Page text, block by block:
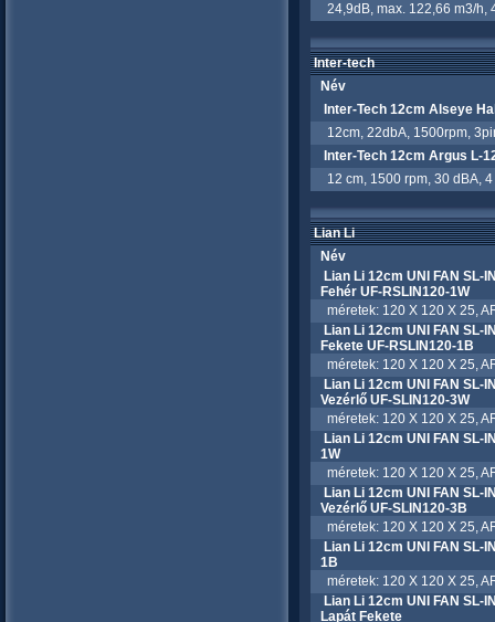
24,9dB, max. 122,66 m3/h,
Inter-tech
Név
Inter-Tech 12cm Alseye
12cm, 22dbA, 1500rpm,
Inter-Tech 12cm Argus L-
12 cm, 1500 rpm, 30 dBA, 4
Lian Li
Név
Lian Li 12cm UNI FAN SL-
Fehér UF-RSLIN120-1W
méretek: 120 X 120 X 25,
Lian Li 12cm UNI FAN SL-
Fekete UF-RSLIN120-1B
méretek: 120 X 120 X 25,
Lian Li 12cm UNI FAN SL-
Vezérlő UF-SLIN120-3W
méretek: 120 X 120 X 25,
Lian Li 12cm UNI FAN SL-
1W
méretek: 120 X 120 X 25,
Lian Li 12cm UNI FAN SL-
Vezérlő UF-SLIN120-3B
méretek: 120 X 120 X 25,
Lian Li 12cm UNI FAN SL-
1B
méretek: 120 X 120 X 25,
Lian Li 12cm UNI FAN SL-
Lapát Fekete